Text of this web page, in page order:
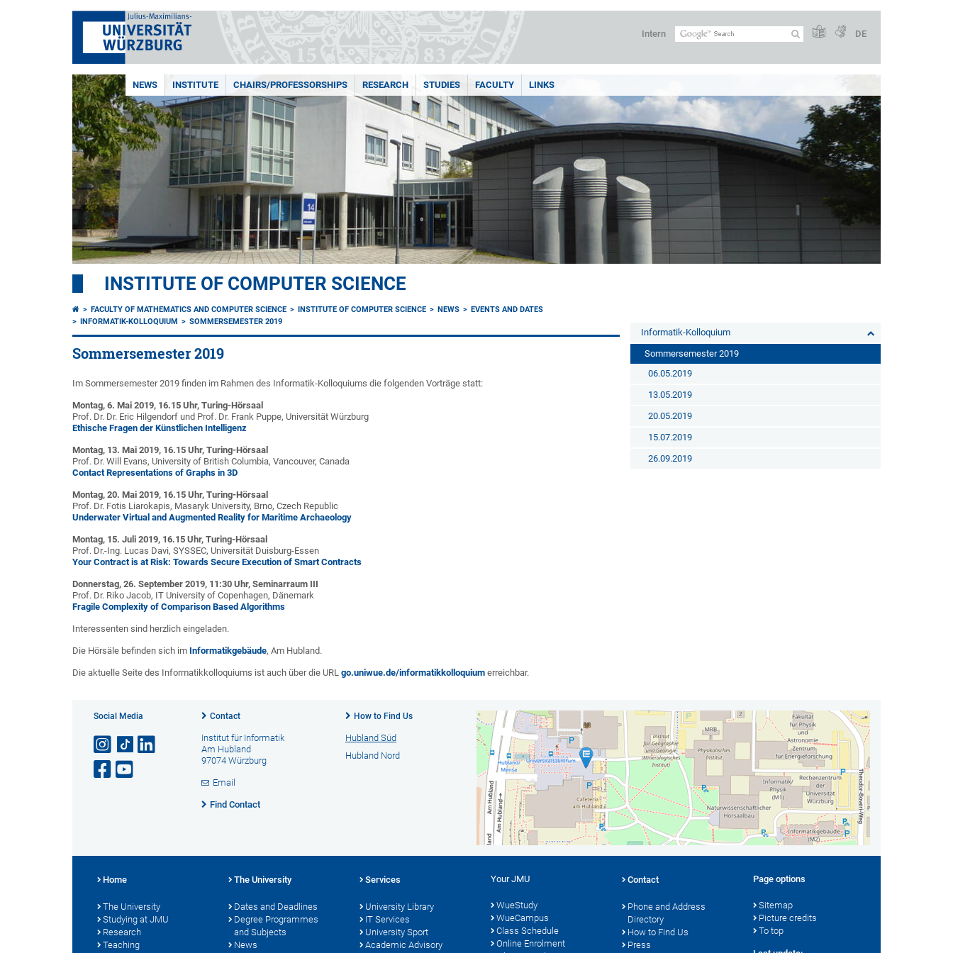
Intern DE
NEWS INSTITUTE CHAIRS/PROFESSORSHIPS RESEARCH STUDIES FACULTY LINKS
INSTITUTE OF COMPUTER SCIENCE
FACULTY OF MATHEMATICS AND COMPUTER SCIENCE INSTITUTE OF COMPUTER SCIENCE NEWS
EVENTS AND DATES
INFORMATIK-KOLLOQUIUM
SOMMERSEMESTER 2019
Sommersemester 2019
Im Sommersemester 2019 finden im Rahmen des Informatik-Kolloquiums die folgenden Vorträge statt:
Montag, 6. Mai 2019, 16.15 Uhr, Turing-Hörsaal
Prof. Dr. Dr. Eric Hilgendorf und Prof. Dr. Frank Puppe, Universität Würzburg
Ethische Fragen der Künstlichen Intelligenz
Montag, 13. Mai 2019, 16.15 Uhr, Turing-Hörsaal
Prof. Dr. Will Evans, University of British Columbia, Vancouver, Canada
Contact Representations of Graphs in 3D
Montag, 20. Mai 2019, 16.15 Uhr, Turing-Hörsaal
Prof. Dr. Fotis Liarokapis, Masaryk University, Brno, Czech Republic
Underwater Virtual and Augmented Reality for Maritime Archaeology
Montag, 15. Juli 2019, 16.15 Uhr, Turing-Hörsaal
Prof. Dr.-Ing. Lucas Davi, SYSSEC, Universität Duisburg-Essen
Your Contract is at Risk: Towards Secure Execution of Smart Contracts
Donnerstag, 26. September 2019, 11:30 Uhr, Seminarraum III
Prof. Dr. Riko Jacob, IT University of Copenhagen, Dänemark
Fragile Complexity of Comparison Based Algorithms
Interessenten sind herzlich eingeladen.
Die Hörsäle befinden sich im Informatikgebäude, Am Hubland.
Die aktuelle Seite des Informatikkolloquiums ist auch über die URL go.uniwue.de/informatikkolloquium erreichbar.
Informatik-Kolloquium
Sommersemester 2019
06.05.2019
13.05.2019
20.05.2019
15.07.2019
26.09.2019
Social Media Contact
Institut für Informatik
Am Hubland
97074 Würzburg
Email
Find Contact
How to Find Us
Hubland Süd
Hubland Nord
Home
The University
Studying at JMU
Research
Teaching
The University
Dates and Deadlines
Degree Programmes
and Subjects
News
Services
University Library
IT Services
University Sport
Academic Advisory
Your JMU
WueStudy
WueCampus
Class Schedule
Online Enrolment
Contact
Phone and Address
Directory
How to Find Us
Press
Page options
Sitemap
Picture credits
To top